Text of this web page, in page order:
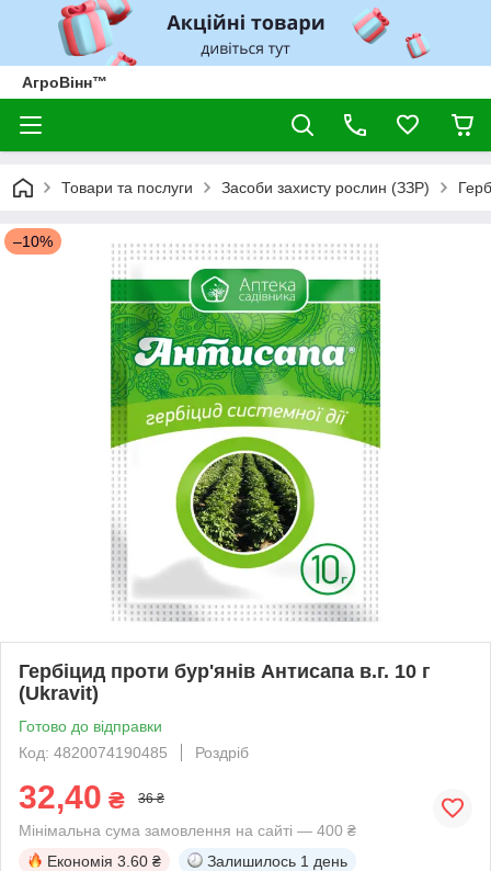
АгроВінн™
Товари та послуги Засоби захисту рослин (ЗЗР)
–10%
Гербіцид проти бур'янів Антисапа в.г. 10 г
(Ukravit)
Готово до відправки
Код: 4820074190485
Роздріб
32,40 ₴ 36 ₴
Мінімальна сума замовлення на сайті — 400 ₴
Економія 3.60 ₴ Залишилось 1 день